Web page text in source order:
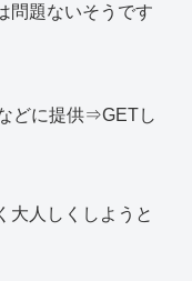
問題ないそうです
どに提供⇒GETし
大人しくしようと